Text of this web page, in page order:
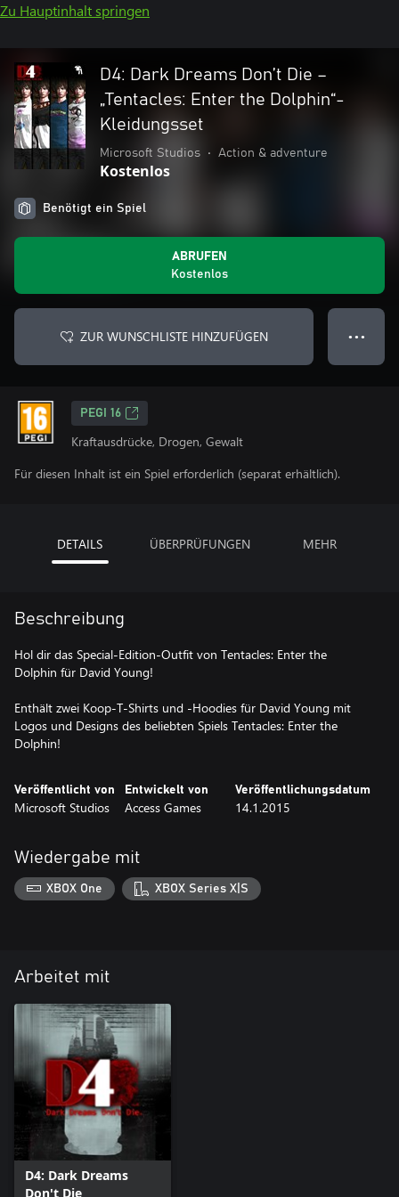
Zu Hauptinhalt springen
D4: Dark Dreams Don’t Die –
„Tentacles: Enter the Dolphin“-
Kleidungsset
Microsoft Studios • Action & adventure
Kostenlos
Benötigt ein Spiel
ABRUFEN
Kostenlos
ZUR WUNSCHLISTE HINZUFÜGEN ● ● ●
PEGI 16
Kraftausdrücke, Drogen, Gewalt
Für diesen Inhalt ist ein Spiel erforderlich (separat erhältlich).
DETAILS ÜBERPRÜFUNGEN MEHR
Beschreibung
Hol dir das Special-Edition-Outfit von Tentacles: Enter the
Dolphin für David Young!
Enthält zwei Koop-T-Shirts und -Hoodies für David Young mit
Logos und Designs des beliebten Spiels Tentacles: Enter the
Dolphin!
Veröffentlicht von
Microsoft Studios
Entwickelt von
Access Games
Veröffentlichungsdatum
14.1.2015
Wiedergabe mit
XBOX One XBOX Series X|S
Arbeitet mit
D4: Dark Dreams
Don't Die